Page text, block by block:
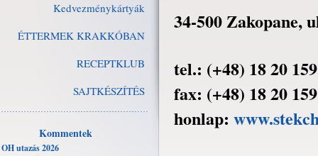
Kedvezménykártyák
ÉTTERMEK KRAKKÓBAN
RECEPTKLUB
SAJTKÉSZÍTÉS
Kommentek
OH utazás 2026
34-500 Zakopane,
tel.: (+48) 18 20
fax: (+48) 18 20
honlap: